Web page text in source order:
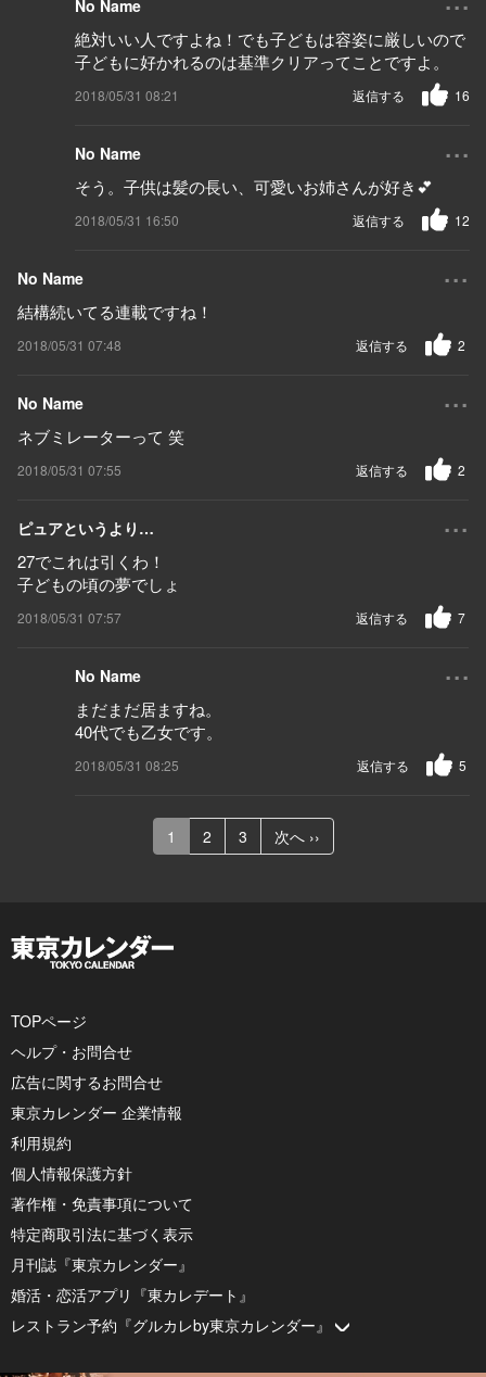
No Name
絶対いい人ですよね！でも子どもは容姿に厳しいので
子どもに好かれるのは基準クリアってことですよ。
2018/05/31 08:21 16
返信する
No Name ...
そう。子供は髪の長い、可愛いお姉さんが好き💕
2018/05/31 16:50 12
返信する
No Name ...
結構続いてる連載ですね！
2018/05/31 07:48 2
返信する
No Name ...
ネブミレーターって 笑
2018/05/31 07:55 2
返信する
ピュアというより… ...
27でこれは引くわ！
子どもの頃の夢でしょ
2018/05/31 07:57 7
返信する
No Name ...
まだまだ居ますね。
40代でも乙女です。
2018/05/31 08:25 5
返信する
1 2 3 次へ ››
TOPページ
ヘルプ・お問合せ
広告に関するお問合せ
東京カレンダー 企業情報
利用規約
個人情報保護方針
著作権・免責事項について
特定商取引法に基づく表示
月刊誌『東京カレンダー』
婚活・恋活アプリ『東カレデート』
レストラン予約『グルカレby東京カレンダー』